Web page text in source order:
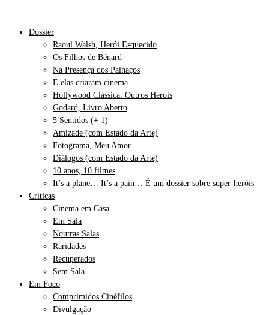
Dossier
Raoul Walsh, Herói Esquecido
Os Filhos de Bénard
Na Presença dos Palhaços
E elas criaram cinema
Hollywood Clássica: Outros Heróis
Godard, Livro Aberto
5 Sentidos (+ 1)
Amizade (com Estado da Arte)
Fotograma, Meu Amor
Diálogos (com Estado da Arte)
10 anos, 10 filmes
It’s a plane… It’s a pain… É um dossier sobre super-heróis
Críticas
Cinema em Casa
Em Sala
Noutras Salas
Raridades
Recuperados
Sem Sala
Em Foco
Comprimidos Cinéfilos
Divulgação